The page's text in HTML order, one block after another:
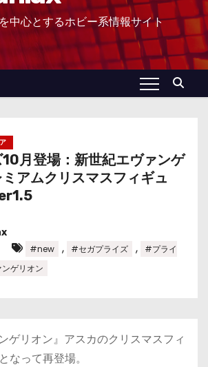
中心とするホビー系情報サイト
月登場：新世紀エヴァンゲ
アムクリスマスフィギュ
#new , #セガプライズ ,
#プライ
ゲリオン
ゲリオン』アスカのクリスマスフィ
なって再登場。